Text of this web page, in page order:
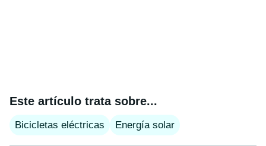
Este artículo trata sobre...
Bicicletas eléctricas Energía solar